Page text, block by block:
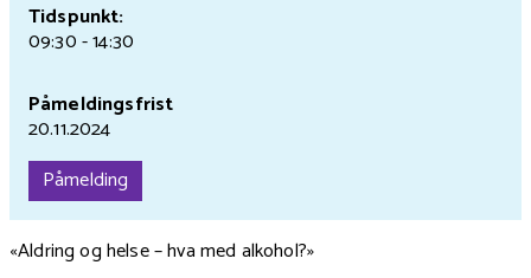
Tidspunkt:
09:30 - 14:30
Påmeldingsfrist
20.11.2024
Påmelding
«Aldring og helse – hva med alkohol?»